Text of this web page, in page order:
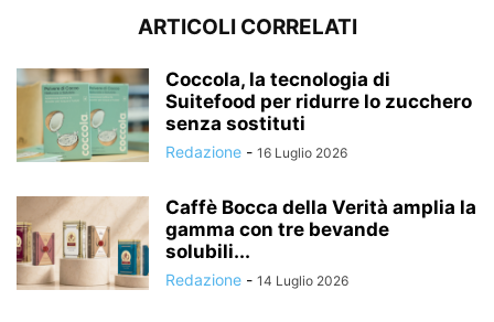
ARTICOLI CORRELATI
Coccola, la tecnologia di
Suitefood per ridurre lo zucchero
senza sostituti
Redazione - 16 Luglio 2026
Caffè Bocca della Verità amplia la
gamma con tre bevande
solubili...
Redazione - 14 Luglio 2026